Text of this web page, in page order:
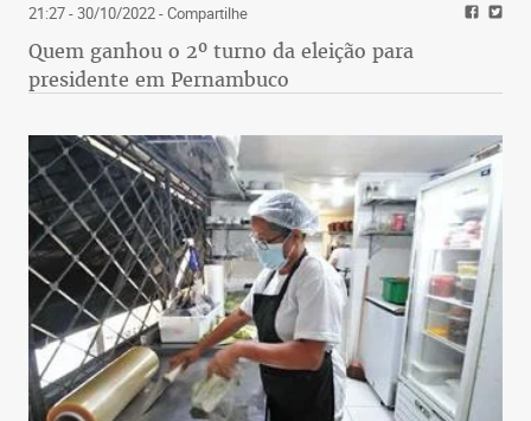
21:27 - 30/10/2022- Compartilhe
Quem ganhou o 2º turno da eleição para
presidente em Pernambuco